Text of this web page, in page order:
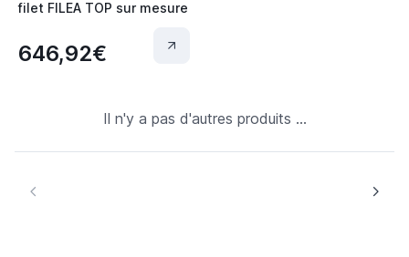
filet FILEA TOP sur mesure
646,92€
Il n'y a pas d'autres produits ...